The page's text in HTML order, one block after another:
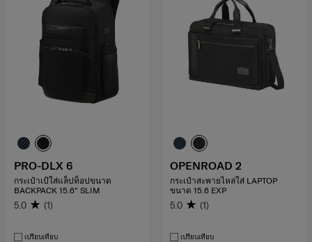
PRO-DLX 6
กระเป๋าเป้ใส่แล็ปท็อปขนาด
BACKPACK 15.6" SLIM
5.0 (1)
เปรียบเทียบ
OPENROAD 2
กระเป๋าสะพายไหล่ใส่ LAPTOP
ขนาด 15.6 EXP
5.0 (1)
เปรียบเทียบ